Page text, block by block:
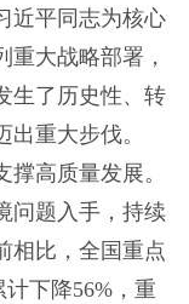
近平同志为核心
大战略部署，
生了历史性、转
重大步伐。
高质量发展。
问题入手，持续
相比，全国重点
下降56%，重